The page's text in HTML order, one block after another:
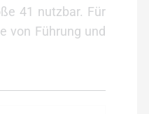
41 nutzbar. Für
von Führung und